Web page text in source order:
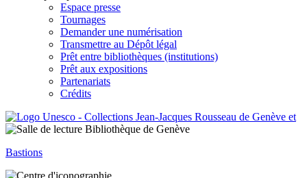
Espace presse
Tournages
Demander une numérisation
Transmettre au Dépôt légal
Prêt entre bibliothèques (institutions)
Prêt aux expositions
Partenariats
Crédits
Bastions